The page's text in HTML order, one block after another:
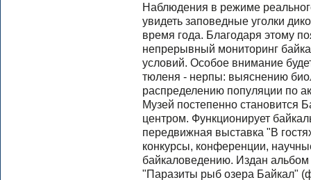
Наблюдения в режиме
увидеть заповедные уголки
время года. Благодаря этому
непрерывный мониторинг
условий. Особое внимание
тюленя - нерпы: выяснению
распределению популяции по
Музей постепенно становится
центром. Функционирует
передвижная выставка "В
конкурсы, конференции,
байкаловедению. Издан
"Паразиты рыб озера Байкал"